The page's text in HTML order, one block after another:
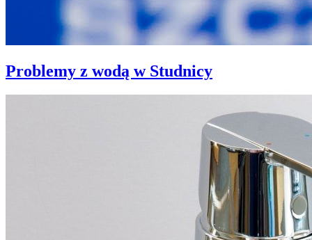
Problemy z wodą w Studnicy